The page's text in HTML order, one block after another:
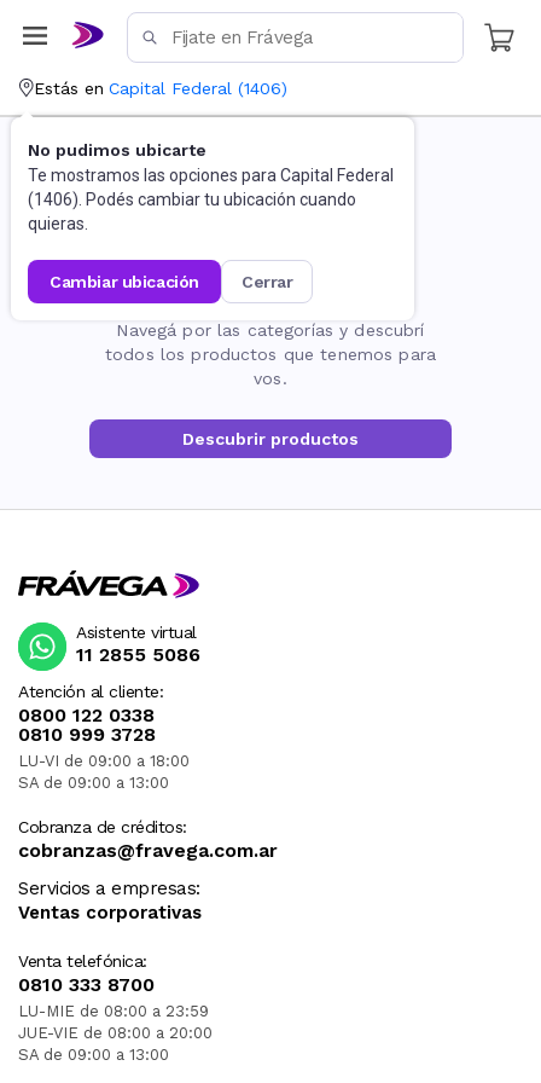
Estás en Capital Federal (1406)
No pudimos ubicarte
Te mostramos las opciones para Capital Federal
(1406). Podés cambiar tu ubicación cuando
quieras.
cambiar ubicación cerrar
La página no existe
Navegá por las categorías y descubrí
todos los productos que tenemos para
vos.
Descubrir productos
Atención al cliente:
0800 122 0338
0810 999 3728
LU-VI de 09:00 a 18:00
SA de 09:00 a 13:00
Cobranza de créditos:
cobranzas@fravega.com.ar
Servicios a empresas:
Ventas corporativas
Venta telefónica:
0810 333 8700
LU-MIE de 08:00 a 23:59
JUE-VIE de 08:00 a 20:00
SA de 09:00 a 13:00
Asistente virtual
11 2855 5086